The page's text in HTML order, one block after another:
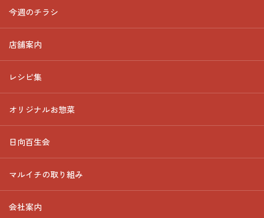
今週のチラシ
店舗案内
レシピ集
オリジナルお惣菜
日向百生会
マルイチの取り組み
会社案内